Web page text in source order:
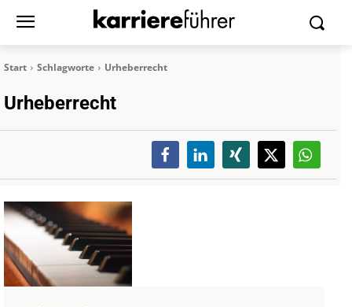
Start Schlagworte Urheberrecht
Urheberrecht